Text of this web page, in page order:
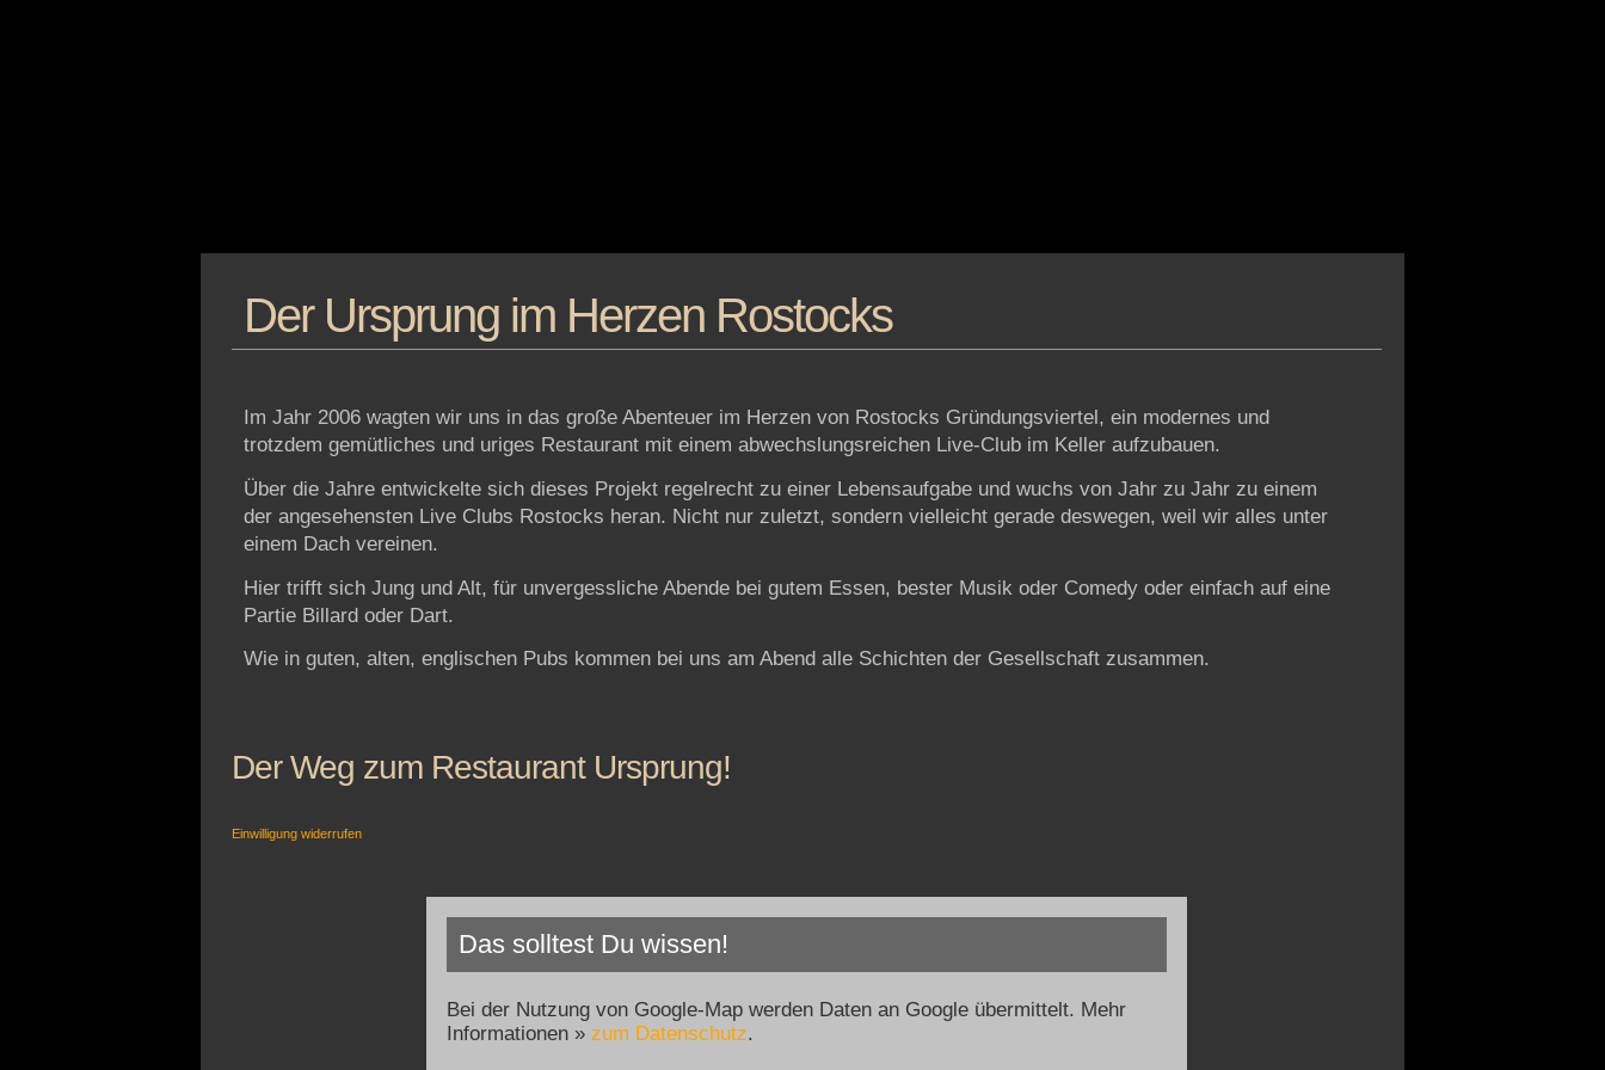
Der Ursprung im Herzen Rostocks
Im Jahr 2006 wagten wir uns in das große Abenteuer im Herzen von Rostocks Gründungsviertel, ein modernes und
trotzdem gemütliches und uriges Restaurant mit einem abwechslungsreichen Live-Club im Keller aufzubauen.
Über die Jahre entwickelte sich dieses Projekt regelrecht zu einer Lebensaufgabe und wuchs von Jahr zu Jahr zu einem
der angesehensten Live Clubs Rostocks heran. Nicht nur zuletzt, sondern vielleicht gerade deswegen, weil wir alles unter
einem Dach vereinen.
Hier trifft sich Jung und Alt, für unvergessliche Abende bei gutem Essen, bester Musik oder Comedy oder einfach auf eine
Partie Billard oder Dart.
Wie in guten, alten, englischen Pubs kommen bei uns am Abend alle Schichten der Gesellschaft zusammen.
Der Weg zum Restaurant Ursprung!
Einwilligung widerrufen
Das solltest Du wissen!
Bei der Nutzung von Google-Map werden Daten an Google übermittelt. Mehr
Informationen »zum Datenschutz.